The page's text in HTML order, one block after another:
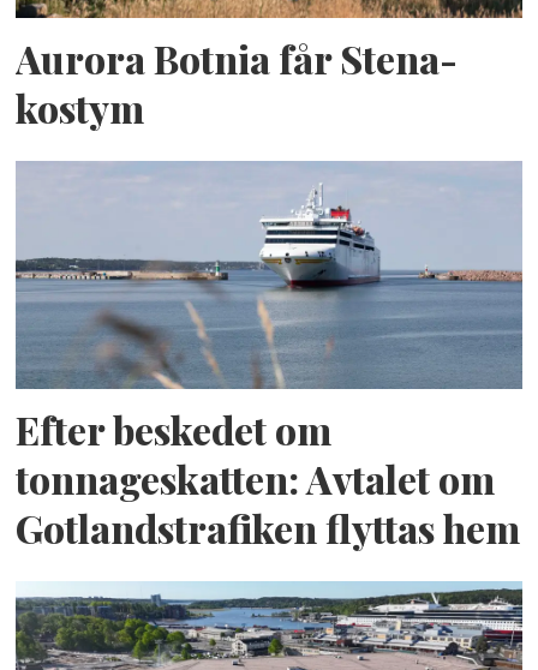
Aurora Botnia får Stena-
kostym
Efter beskedet om
tonnageskatten: Avtalet om
Gotlandstrafiken flyttas hem